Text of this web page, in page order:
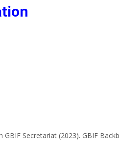
GBIF Secretariat (2023). GBIF